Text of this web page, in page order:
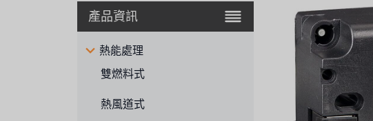
產品資訊
熱能處理
雙燃料式
熱風道式